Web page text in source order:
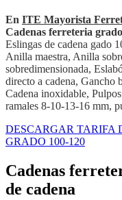
En ITE Mayorista
Cadenas ferreteria
Eslingas de cadena gado
Anilla maestra, Anilla
sobredimensionada,
directo a cadena, Gancho
Cadena inoxidable,
ramales 8-10-13-16 mm,
DESCARGAR TARIFA
GRADO 100-120
Cadenas
de cadena